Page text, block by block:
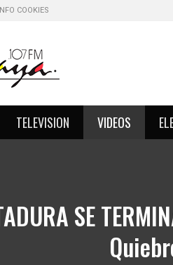
COOKIES
TELEVISION VIDEOS
SE